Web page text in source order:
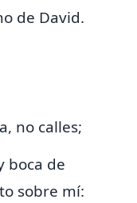
de David.
no calles;
boca de
sobre mí: